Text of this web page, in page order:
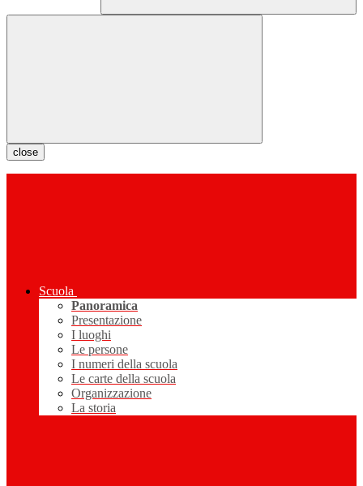
close
Scuola
Panoramica
Presentazione
I luoghi
Le persone
I numeri della scuola
Le carte della scuola
Organizzazione
La storia